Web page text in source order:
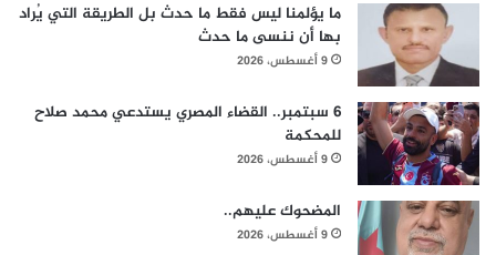
ما يؤلمنا ليس فقط ما حدث بل الطريقة التي يُراد
بها أن ننسى ما حدث
9 أغسطس، 2026
6 سبتمبر.. القضاء المصري يستدعي محمد صلاح
للمحكمة
9 أغسطس، 2026
المضحوك عليهم..
9 أغسطس، 2026